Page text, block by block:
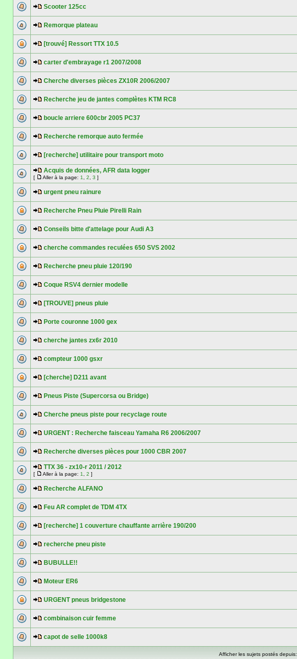
Scooter 125cc
Remorque plateau
[trouvé] Ressort TTX 10.5
carter d'embrayage r1 2007/2008
Cherche diverses pièces ZX10R 2006/2007
Recherche jeu de jantes complètes KTM RC8
boucle arriere 600cbr 2005 PC37
Recherche remorque auto fermée
[recherche] utilitaire pour transport moto
Acquis de données, AFR data logger
[ Aller à la page: 1 2 3 ]
urgent pneu rainure
Recherche Pneu Pluie Pirelli Rain
Conseils bitte d'attelage pour Audi A3
cherche commandes reculées 650 SVS 2002
Recherche pneu pluie 120/190
Coque RSV4 dernier modelle
[TROUVE] pneus pluie
Porte couronne 1000 gex
cherche jantes zx6r 2010
compteur 1000 gsxr
[cherche] D211 avant
Pneus Piste (Supercorsa ou Bridge)
Cherche pneus piste pour recyclage route
URGENT : Recherche faisceau Yamaha R6 2006/2007
Recherche diverses pièces pour 1000 CBR 2007
TTX 36 - zx10-r 2011 / 2012
[ Aller à la page: 1 2 ]
Recherche ALFANO
Feu AR complet de TDM 4TX
[recherche] 1 couverture chauffante arrière 190/200
recherche pneu piste
BUBULLE!!
Moteur ER6
URGENT pneus bridgestone
combinaison cuir femme
capot de selle 1000k8
Afficher les sujets postés depuis: